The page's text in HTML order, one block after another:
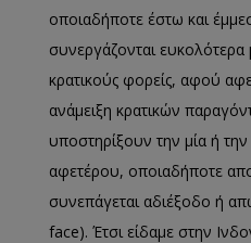
οποιαδήποτε έστω και
συνεργάζονται ευκολότερα
κρατικούς φορείς, αφού
ανάμειξη κρατικών
υποστηρίξουν την μία ή
αφετέρου, οποιαδήποτε
συνεπάγεται αδιέξοδο ή
face). Έτσι είδαμε στην